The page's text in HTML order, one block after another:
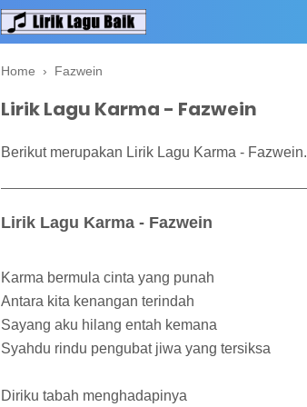
Home › Fazwein
Lirik Lagu Karma - Fazwein
Berikut merupakan Lirik Lagu Karma - Fazwein.
Lirik Lagu Karma - Fazwein
Karma bermula cinta yang punah
Antara kita kenangan terindah
Sayang aku hilang entah kemana
Syahdu rindu pengubat jiwa yang tersiksa
Diriku tabah menghadapinya